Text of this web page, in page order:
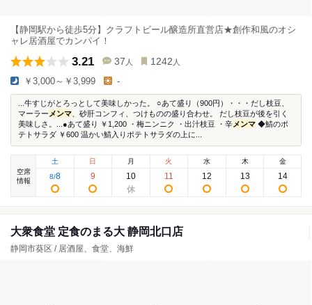
【静岡駅から徒歩5分】クラフトビール醸造所直営店★創作和風のオシ
ャレ居酒屋でカンパイ！
3.21 37 人 1242 人
￥3,000～￥3,999 -
...牛すじがとろっとして美味しかった。 ○あて盛り（900円）・・・だし枝豆、
マーラー メンマ 、砂肝コンフィ、つけものの盛り合わせ。 だし枝豆が後を引く
美味しさ。...●あて盛り ￥1,200 ・梅ニンニク ・出汁枝豆 ・辛メンマ ◆鯖のポ
テトサラダ ￥600 温かい鯖入りポテトサラダの上に...
空席
情報
土
8/8
日
9
月
10
火
11
水
12
木
13
金
14
大衆食堂 定食のまる大 静岡北口店
静岡市葵区 / 居酒屋、食堂、海鮮